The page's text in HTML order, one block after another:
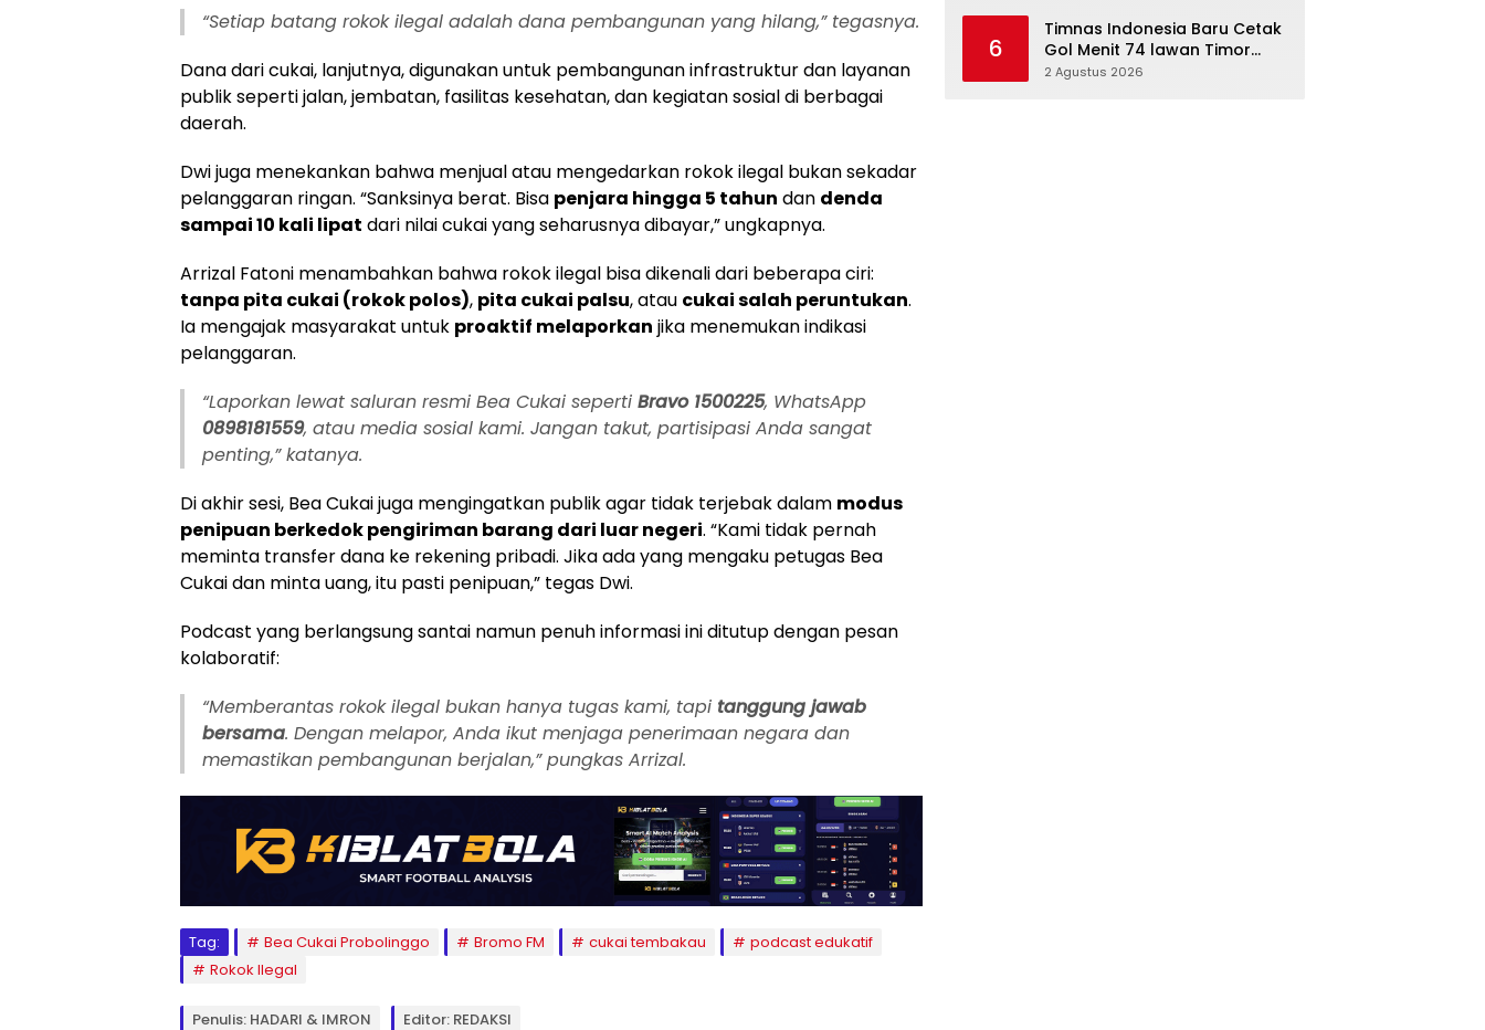
“Setiap batang rokok ilegal adalah dana pembangunan yang hilang,” tegasnya.
Dana dari cukai, lanjutnya, digunakan untuk pembangunan infrastruktur dan layanan
publik seperti jalan, jembatan, fasilitas kesehatan, dan kegiatan sosial di berbagai
daerah.
Dwi juga menekankan bahwa menjual atau mengedarkan rokok ilegal bukan sekadar
pelanggaran ringan. “Sanksinya berat. Bisa penjara hingga 5 tahun dan denda
sampai 10 kali lipat dari nilai cukai yang seharusnya dibayar,” ungkapnya.
Arrizal Fatoni menambahkan bahwa rokok ilegal bisa dikenali dari beberapa ciri:
tanpa pita cukai (rokok polos), pita cukai palsu, atau cukai salah peruntukan.
Ia mengajak masyarakat untuk proaktif melaporkan jika menemukan indikasi
pelanggaran.
“Laporkan lewat saluran resmi Bea Cukai seperti Bravo 1500225, WhatsApp
0898181559, atau media sosial kami. Jangan takut, partisipasi Anda sangat
penting,” katanya.
Di akhir sesi, Bea Cukai juga mengingatkan publik agar tidak terjebak dalam modus
penipuan berkedok pengiriman barang dari luar negeri. “Kami tidak pernah
meminta transfer dana ke rekening pribadi. Jika ada yang mengaku petugas Bea
Cukai dan minta uang, itu pasti penipuan,” tegas Dwi.
Podcast yang berlangsung santai namun penuh informasi ini ditutup dengan pesan
kolaboratif:
“Memberantas rokok ilegal bukan hanya tugas kami, tapi tanggung jawab
bersama. Dengan melapor, Anda ikut menjaga penerimaan negara dan
memastikan pembangunan berjalan,” pungkas Arrizal.
Tag: Bea Cukai Probolinggo Bromo FM cukai tembakau
podcast edukatif
Rokok Ilegal
Penulis: HADARI & IMRON Editor: REDAKSI
6
Timnas Indonesia Baru Cetak
Gol Menit 74 lawan Timor
Leste: Sabar, Rotasi, lalu
2 Agustus 2026